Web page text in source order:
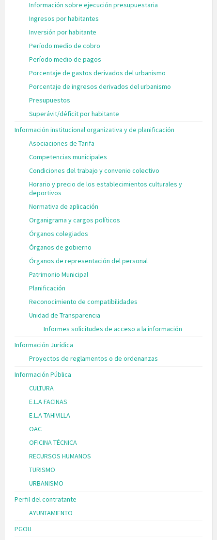
Información sobre ejecución presupuestaria
Ingresos por habitantes
Inversión por habitante
Período medio de cobro
Período medio de pagos
Porcentaje de gastos derivados del urbanismo
Porcentaje de ingresos derivados del urbanismo
Presupuestos
Superávit/déficit por habitante
Información institucional organizativa y de planificación
Asociaciones de Tarifa
Competencias municipales
Condiciones del trabajo y convenio colectivo
Horario y precio de los establecimientos culturales y
deportivos
Normativa de aplicación
Organigrama y cargos políticos
Órganos colegiados
Órganos de gobierno
Órganos de representación del personal
Patrimonio Municipal
Planificación
Reconocimiento de compatibilidades
Unidad de Transparencia
Informes solicitudes de acceso a la información
Información Jurídica
Proyectos de reglamentos o de ordenanzas
Información Pública
CULTURA
E.L.A FACINAS
E.L.A TAHIVILLA
OAC
OFICINA TÉCNICA
RECURSOS HUMANOS
TURISMO
URBANISMO
Perfil del contratante
AYUNTAMIENTO
PGOU